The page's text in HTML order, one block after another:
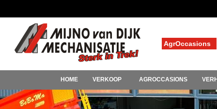
AgrOccasions
HOME VERKOOP AGROCCASIONS